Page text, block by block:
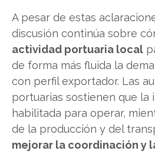
A pesar de estas
discusión continúa sobre
actividad portuaria local
de forma más fluida la
con perfil exportador. Las
portuarias sostienen que la
habilitada para operar,
de la producción y del
mejorar la coordinación y